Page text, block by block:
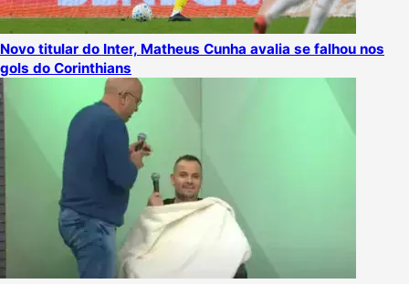
Novo titular do Inter, Matheus Cunha avalia se falhou nos
gols do Corinthians